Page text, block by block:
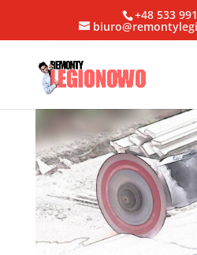
+48 533